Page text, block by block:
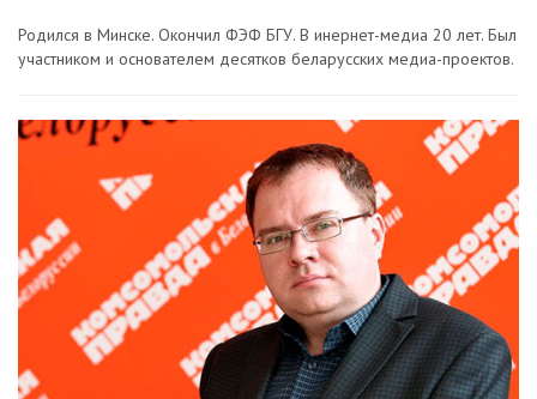
Родился в Минске. Окончил ФЭФ БГУ. В инернет-медиа 20 лет. Был
участником и основателем десятков беларусских медиа-проектов.